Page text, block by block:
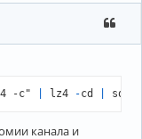
-c" lz4 -cd
канала и